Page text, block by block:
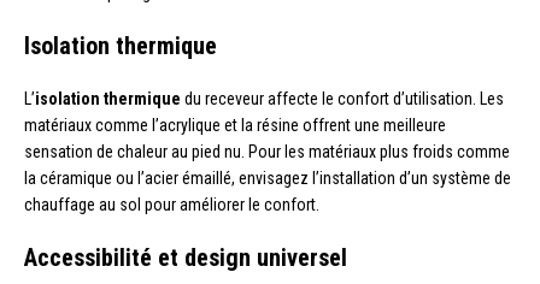
Isolation thermique
L’isolation thermique du receveur affecte le confort d’utilisation. Les
matériaux comme l’acrylique et la résine offrent une meilleure
sensation de chaleur au pied nu. Pour les matériaux plus froids comme
la céramique ou l’acier émaillé, envisagez l’installation d’un système de
chauffage au sol pour améliorer le confort.
Accessibilité et design universel